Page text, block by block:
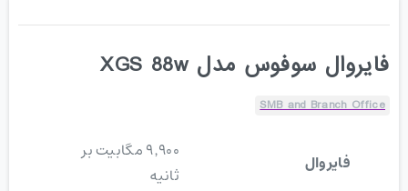
فایروال سوفوس مدل XGS 88w
SMB and Branch Office
فایروال
۹٬۹۰۰ مگابیت بر
ثانیه